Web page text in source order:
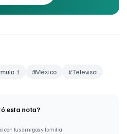
1 #México #Televisa
esta nota?
con tus amigos y familia